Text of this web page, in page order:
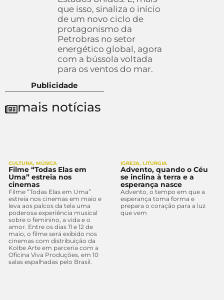
que isso, sinaliza o início
de um novo ciclo de
protagonismo da
Petrobras no setor
energético global, agora
com a bússola voltada
para os ventos do mar.
Publicidade
mais notícias
CULTURA, MÚSICA
Filme “Todas Elas em
Uma” estreia nos
cinemas
Filme “Todas Elas em Uma”
estreia nos cinemas em maio e
leva aos palcos da tela uma
poderosa experiência musical
sobre o feminino, a vida e o
amor. Entre os dias 11 e 12 de
maio, o filme será exibido nos
cinemas com distribuição da
Kolbe Arte em parceria com a
Oficina Viva Produções, em 10
salas espalhadas pelo Brasil.
IGREJA, LITURGIA
Advento, quando o Céu
se inclina à terra e a
esperança nasce
Advento, o tempo em que a
esperança toma forma e
prepara o coração para a luz
que vem